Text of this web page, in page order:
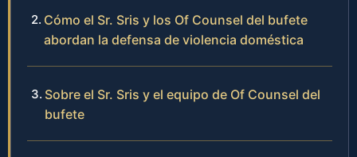
Cómo el Sr. Sris y los Of Counsel del bufete
abordan la defensa de violencia doméstica
Sobre el Sr. Sris y el equipo de Of Counsel del
bufete